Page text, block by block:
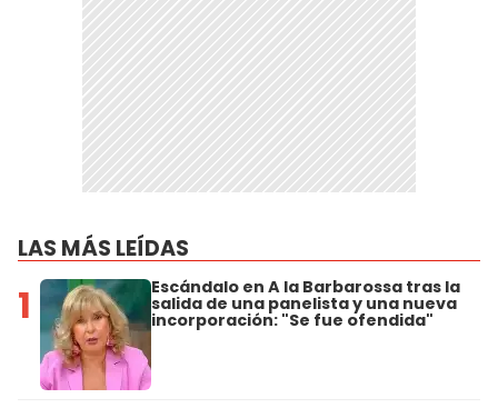
LAS MÁS LEÍDAS
1 Escándalo en A la Barbarossa tras la
salida de una panelista y una nueva
incorporación: "Se fue ofendida"